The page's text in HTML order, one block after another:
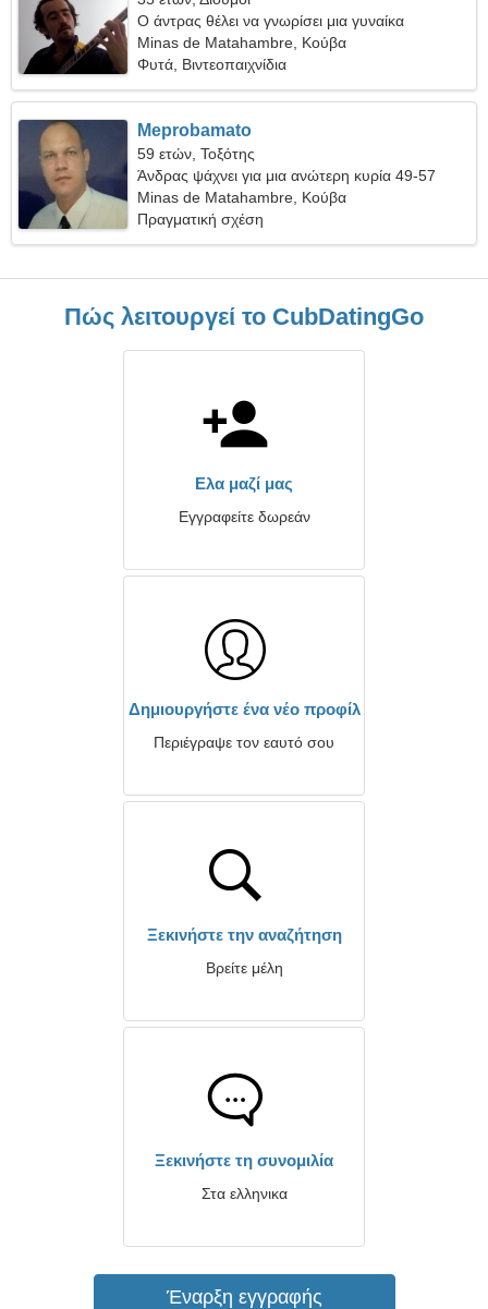
Ο άντρας θέλει να γνωρίσει μια γυναίκα
Minas de Matahambre, Κούβα
Φυτά, Βιντεοπαιχνίδια
Meprobamato
59 ετών, Τοξότης
Άνδρας ψάχνει για μια ανώτερη κυρία 49-57
Minas de Matahambre, Κούβα
Πραγματική σχέση
Πώς λειτουργεί το CubDatingGo
Ελα μαζί μας
Εγγραφείτε δωρεάν
Δημιουργήστε ένα νέο προφίλ
Περιέγραψε τον εαυτό σου
Ξεκινήστε την αναζήτηση
Βρείτε μέλη
Ξεκινήστε τη συνομιλία
Στα ελληνικα
Έναρξη εγγραφής